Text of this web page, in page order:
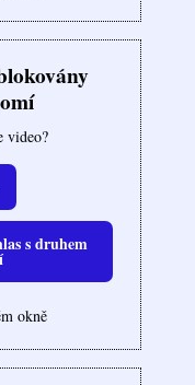
video?
s druhem
okně